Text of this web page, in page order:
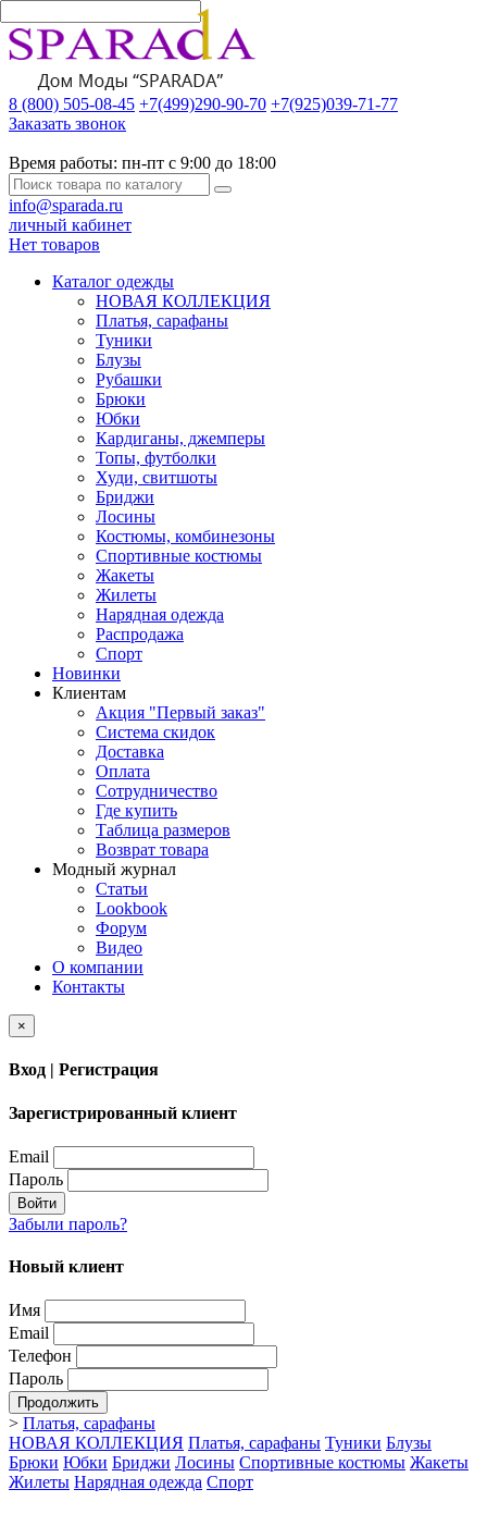
8 (800) 505-08-45 +7(499)290-90-70 +7(925)039-71-77
Заказать звонок
Время работы: пн-пт с 9:00 до 18:00
info@sparada.ru
личный кабинет
Нет товаров
Каталог одежды
НОВАЯ КОЛЛЕКЦИЯ
Платья, сарафаны
Туники
Блузы
Рубашки
Брюки
Юбки
Кардиганы, джемперы
Топы, футболки
Худи, свитшоты
Бриджи
Лосины
Костюмы, комбинезоны
Спортивные костюмы
Жакеты
Жилеты
Нарядная одежда
Распродажа
Спорт
Новинки
Клиентам
Акция "Первый заказ"
Система скидок
Доставка
Оплата
Сотрудничество
Где купить
Таблица размеров
Возврат товара
Модный журнал
Статьи
Lookbook
Форум
Видео
О компании
Контакты
×
Вход | Регистрация
Зарегистрированный клиент
Email
Пароль
Войти
Забыли пароль?
Новый клиент
Имя
Email
Телефон
Пароль
Продолжить
> Платья, сарафаны
НОВАЯ КОЛЛЕКЦИЯ Платья, сарафаны Туники Блузы
Брюки Юбки Бриджи Лосины Спортивные костюмы Жакеты
Жилеты Нарядная одежда Спорт